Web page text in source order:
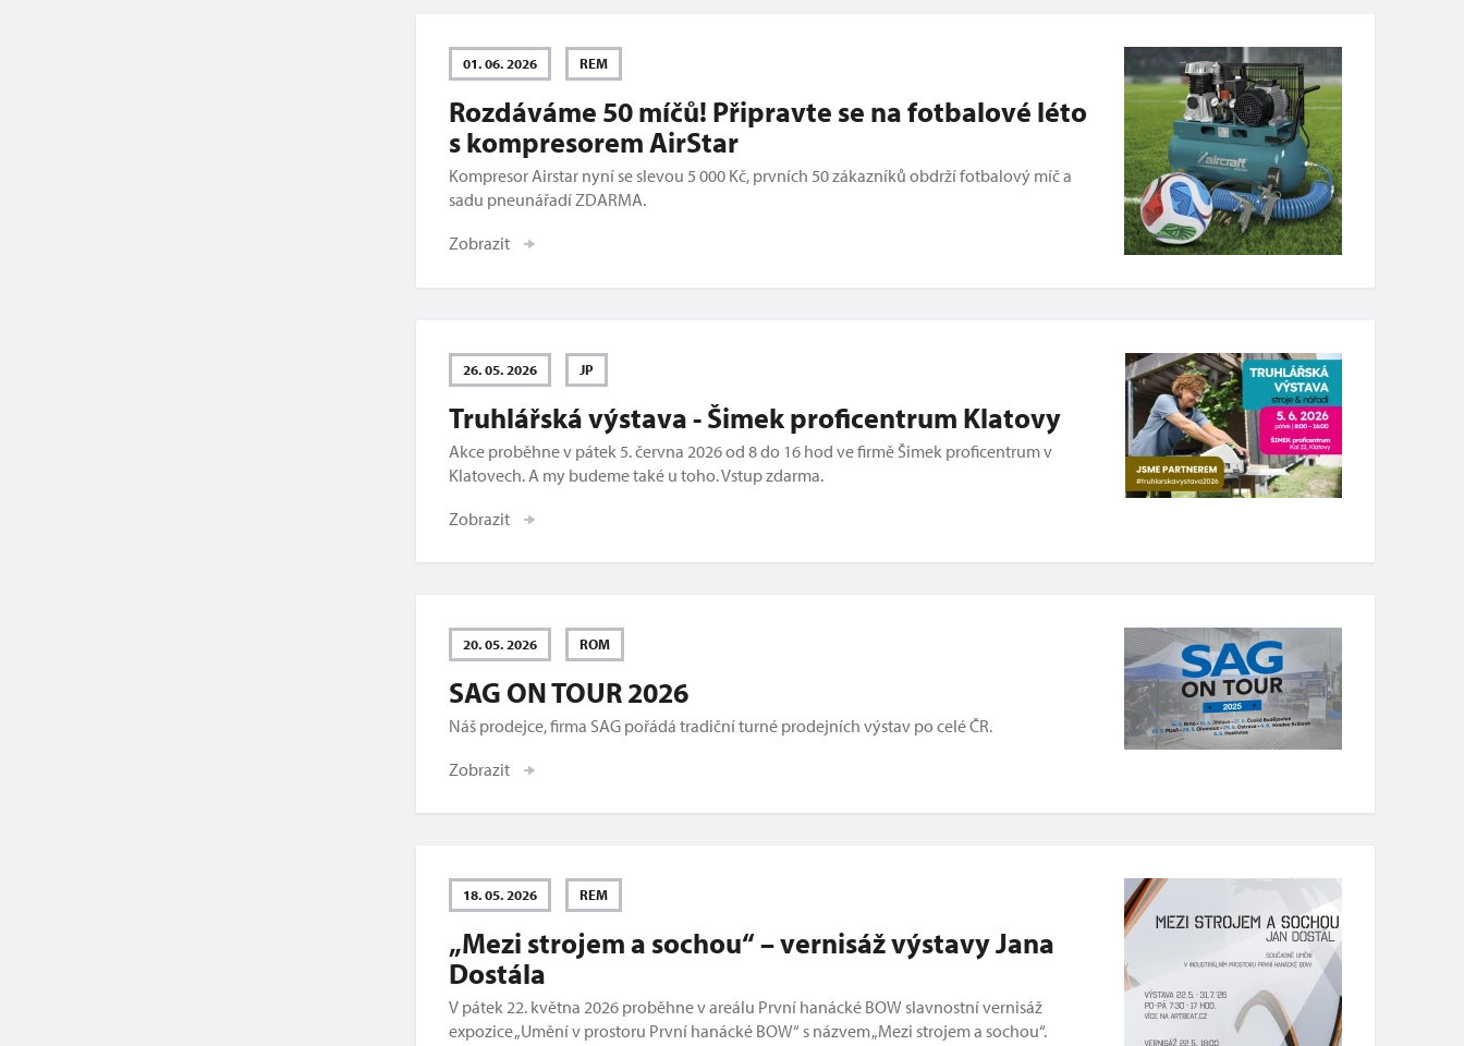
01. 06. 2026 REM
Rozdáváme 50 míčů! Připravte se na fotbalové léto
s kompresorem AirStar
Kompresor Airstar nyní se slevou 5 000 Kč, prvních 50 zákazníků obdrží fotbalový míč a
sadu pneunářadí ZDARMA.
Zobrazit
26. 05. 2026 JP
Truhlářská výstava - Šimek proficentrum Klatovy
Akce proběhne v pátek 5. června 2026 od 8 do 16 hod ve firmě Šimek proficentrum v
Klatovech. A my budeme také u toho. Vstup zdarma.
Zobrazit
20. 05. 2026 ROM
SAG ON TOUR 2026
Náš prodejce, firma SAG pořádá tradiční turné prodejních výstav po celé ČR.
Zobrazit
18. 05. 2026 REM
„Mezi strojem a sochou“ – vernisáž výstavy Jana
Dostála
V pátek 22. května 2026 proběhne v areálu První hanácké BOW slavnostní vernisáž
expozice „Umění v prostoru První hanácké BOW“ s názvem „Mezi strojem a sochou“.